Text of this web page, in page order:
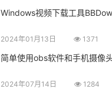
Windows视频下载工具
2024年01月13日 1371
简单使用obs软件和手机摄像
2024年07月14日 1284